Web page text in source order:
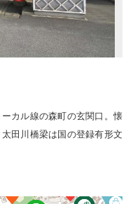
カル線の森町の玄関口。懐
田川橋梁は国の登録有形文